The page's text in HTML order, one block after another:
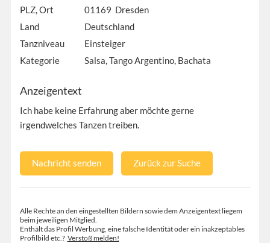
PLZ, Ort
01169 Dresden
Land
Deutschland
Tanzniveau
Einsteiger
Kategorie
Salsa, Tango Argentino, Bachata
Anzeigentext
Ich habe keine Erfahrung aber möchte gerne
irgendwelches Tanzen treiben.
Nachricht senden Zurück zur Suche
Alle Rechte an den eingestellten Bildern sowie dem Anzeigentext liegem
beim jeweiligen Mitglied.
Enthält das Profil Werbung, eine falsche Identität oder ein inakzeptables
Profilbild etc.? Verstoß melden!